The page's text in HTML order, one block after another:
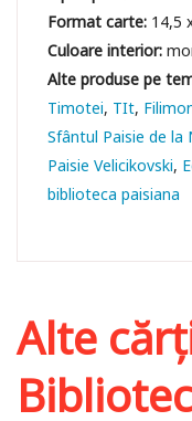
Format carte: 14,5
Culoare interior:
Timotei TIt
Sfântul Paisie de la
Paisie Velicikovski
biblioteca paisiana
Alte